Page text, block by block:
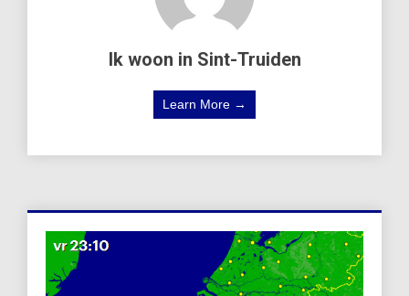
Ik woon in Sint-Truiden
Learn More →